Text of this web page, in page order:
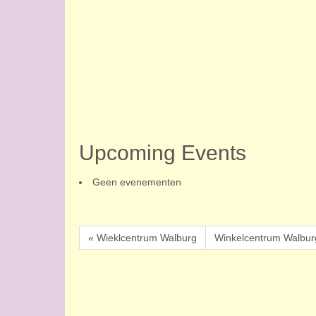
Upcoming Events
Geen evenementen
« Wieklcentrum Walburg Winkelcentrum